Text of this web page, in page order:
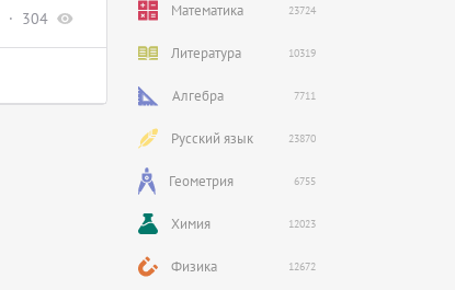
304 Математика 23724
Литература 10319
Алгебра 7711
Русский язык 23870
Геометрия 6755
Химия 12023
Физика 12672